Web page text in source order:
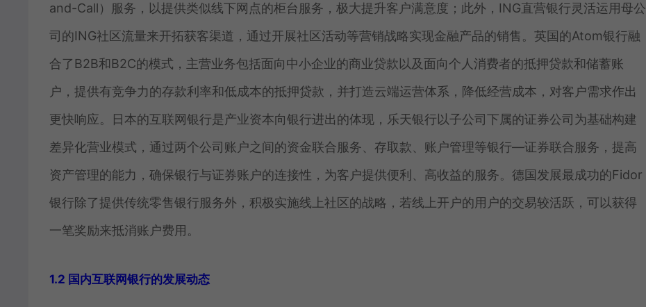
and-Call）服务，以提供类似线下网点的柜台服务，极大提升客户满意度；此外，ING直营银行灵活运用母公
司的ING社区流量来开拓获客渠道，通过开展社区活动等营销战略实现金融产品的销售。英国的Atom银行融
合了B2B和B2C的模式，主营业务包括面向中小企业的商业贷款以及面向个人消费者的抵押贷款和储蓄账
户，提供有竞争力的存款利率和低成本的抵押贷款，并打造云端运营体系，降低经营成本，对客户需求作出
更快响应。日本的互联网银行是产业资本向银行进出的体现，乐天银行以子公司下属的证券公司为基础构建
差异化营业模式，通过两个公司账户之间的资金联合服务、存取款、账户管理等银行—证券联合服务，提高
资产管理的能力，确保银行与证券账户的连接性，为客户提供便利、高收益的服务。德国发展最成功的Fidor
银行除了提供传统零售银行服务外，积极实施线上社区的战略，若线上开户的用户的交易较活跃，可以获得
一笔奖励来抵消账户费用。
1.2 国内互联网银行的发展动态